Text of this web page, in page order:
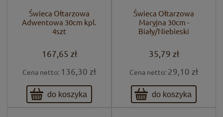
Świeca Ołtarzowa
Adwentowa 30cm kpl.
4szt
167,65 zł
Cena netto: 136,30 zł
do koszyka
Świeca Ołtarzowa
Maryjna 30cm -
Biały/Niebieski
35,79 zł
Cena netto: 29,10 zł
do koszyka